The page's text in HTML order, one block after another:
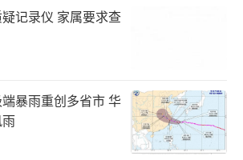
记录仪 家属要求查
暴雨重创多省市 华